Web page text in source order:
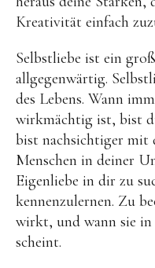
Kreativität einfach
Selbstliebe ist ein
allgegenwärtig.
des Lebens. Wann
wirkmächtig ist, bist
bist nachsichtiger mit
Menschen in deiner
Eigenliebe in dir zu
kennenzulernen. Zu
wirkt, und wann sie in
scheint.